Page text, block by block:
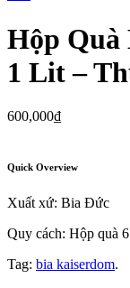
Hộp Quà
1 Lit –
600,000₫
Quick Overview
Xuất xứ: Bia Đức
Quy cách: Hộp quà
Tag: bia kaiserdom.